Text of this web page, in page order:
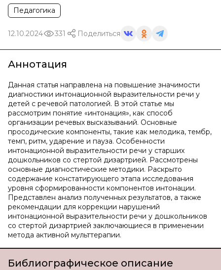
Педагогика
12.10.2024 331 Поделиться
Аннотация
Данная статья направлена на повышение значимости
диагностики интонационной выразительности речи у
детей с речевой патологией. В этой статье мы
рассмотрим понятие «интонация», как способ
организации речевых высказываний. Основные
просодические компоненты, такие как мелодика, тембр,
темп, ритм, ударение и пауза. Особенности
интонационной выразительности речи у старших
дошкольников со стертой дизартрией. Рассмотрены
основные диагностические методики. Раскрыто
содержание констатирующего этапа исследования
уровня сформированности компонентов интонации.
Представлен анализ полученных результатов, а также
рекомендации для коррекции нарушений
интонационной выразительности речи у дошкольников
со стертой дизартрией заключающиеся в применении
метода активной мульттерапии.
Библиографическое описание